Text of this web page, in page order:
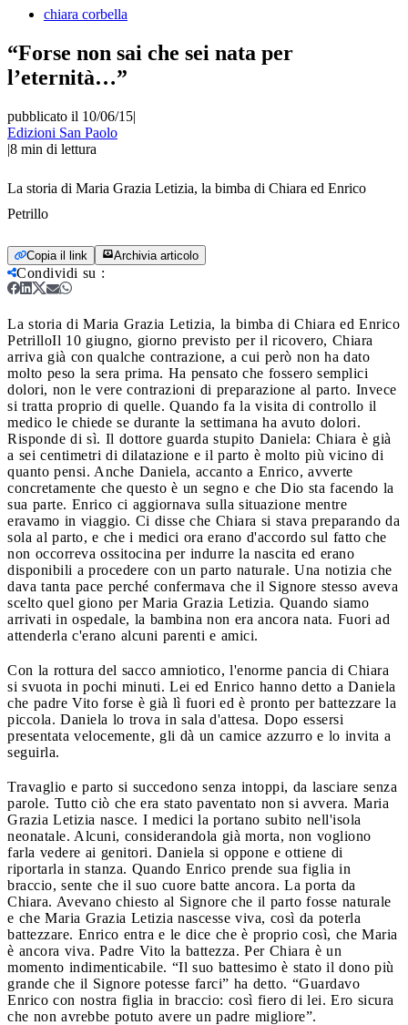
chiara corbella
“Forse non sai che sei nata per
l’eternità…”
pubblicato il 10/06/15|
Edizioni San Paolo
|8 min di lettura
La storia di Maria Grazia Letizia, la bimba di Chiara ed Enrico
Petrillo
Copia il link Archivia articolo
Condividi su :
La storia di Maria Grazia Letizia, la bimba di Chiara ed Enrico
PetrilloIl 10 giugno, giorno previsto per il ricovero, Chiara
arriva già con qualche contrazione, a cui però non ha dato
molto peso la sera prima. Ha pensato che fossero semplici
dolori, non le vere contrazioni di preparazione al parto. Invece
si tratta proprio di quelle. Quando fa la visita di controllo il
medico le chiede se durante la settimana ha avuto dolori.
Risponde di sì. Il dottore guarda stupito Daniela: Chiara è già
a sei centimetri di dilatazione e il parto è molto più vicino di
quanto pensi. Anche Daniela, accanto a Enrico, avverte
concretamente che questo è un segno e che Dio sta facendo la
sua parte. Enrico ci aggiornava sulla situazione mentre
eravamo in viaggio. Ci disse che Chiara si stava preparando da
sola al parto, e che i medici ora erano d'accordo sul fatto che
non occorreva ossitocina per indurre la nascita ed erano
disponibili a procedere con un parto naturale. Una notizia che
dava tanta pace perché confermava che il Signore stesso aveva
scelto quel giono per Maria Grazia Letizia. Quando siamo
arrivati in ospedale, la bambina non era ancora nata. Fuori ad
attenderla c'erano alcuni parenti e amici.
Con la rottura del sacco amniotico, l'enorme pancia di Chiara
si svuota in pochi minuti. Lei ed Enrico hanno detto a Daniela
che padre Vito forse è già lì fuori ed è pronto per battezzare la
piccola. Daniela lo trova in sala d'attesa. Dopo essersi
presentata velocemente, gli dà un camice azzurro e lo invita a
seguirla.
Travaglio e parto si succedono senza intoppi, da lasciare senza
parole. Tutto ciò che era stato paventato non si avvera. Maria
Grazia Letizia nasce. I medici la portano subito nell'isola
neonatale. Alcuni, considerandola già morta, non vogliono
farla vedere ai genitori. Daniela si oppone e ottiene di
riportarla in stanza. Quando Enrico prende sua figlia in
braccio, sente che il suo cuore batte ancora. La porta da
Chiara. Avevano chiesto al Signore che il parto fosse naturale
e che Maria Grazia Letizia nascesse viva, così da poterla
battezzare. Enrico entra e le dice che è proprio così, che Maria
è ancora viva. Padre Vito la battezza. Per Chiara è un
momento indimenticabile. “Il suo battesimo è stato il dono più
grande che il Signore potesse farci” ha detto. “Guardavo
Enrico con nostra figlia in braccio: così fiero di lei. Ero sicura
che non avrebbe potuto avere un padre migliore”.